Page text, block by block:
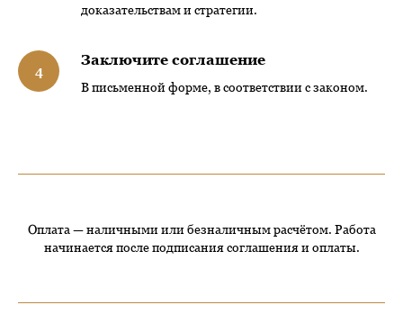
доказательствам и стратегии.
Заключите соглашение
В письменной форме, в соответствии с законом.
Оплата — наличными или безналичным расчётом. Работа
начинается после подписания соглашения и оплаты.